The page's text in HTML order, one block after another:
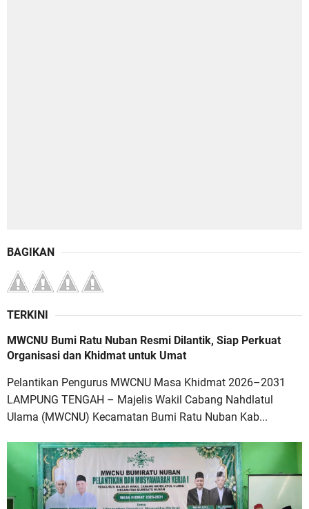
BAGIKAN
TERKINI
MWCNU Bumi Ratu Nuban Resmi Dilantik, Siap Perkuat
Organisasi dan Khidmat untuk Umat
Pelantikan Pengurus MWCNU Masa Khidmat 2026–2031
LAMPUNG TENGAH – Majelis Wakil Cabang Nahdlatul
Ulama (MWCNU) Kecamatan Bumi Ratu Nuban Kab...